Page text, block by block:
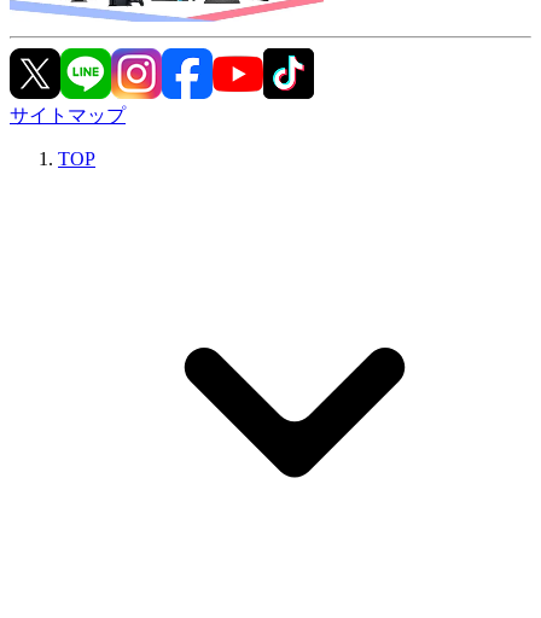
サイトマップ
TOP